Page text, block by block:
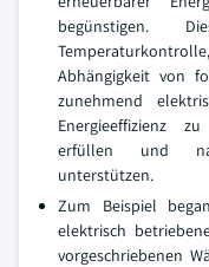
begünstigen.
Abhängigkeit von
zunehmend
Energieeffizienz
erfüllen und
unterstützen.
Zum Beispiel
elektrisch
vorgeschriebenen